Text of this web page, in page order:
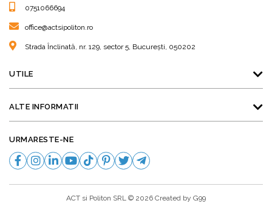
0751066694
office@actsipoliton.ro
Strada Înclinată, nr. 129, sector 5, București, 050202
UTILE
ALTE INFORMATII
URMARESTE-NE
ACT si Politon SRL © 2026 Created by G99